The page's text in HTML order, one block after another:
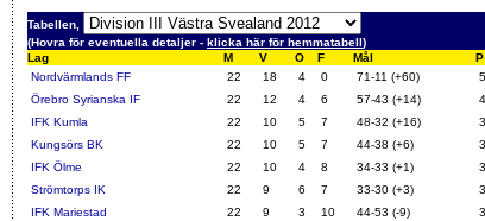
Tabellen,
(Hovra för eventuella detaljer - klicka här för hemmatabell)
Lag
M V O F Mål P
Nordvärmlands FF
22 18 4 0 71-11 (+60)
Örebro Syrianska IF
22 12 4 6 57-43 (+14)
IFK Kumla
22 10 5 7 48-32 (+16)
Kungsörs BK
22 10 5 7 44-38 (+6)
IFK Ölme
22 10 4 8 34-33 (+1)
Strömtorps IK
22 9 6 7 33-30 (+3)
IFK Mariestad
22 9 3 10 44-53 (-9)